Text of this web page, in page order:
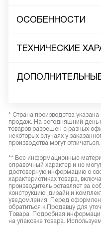
ОСОБЕННОСТИ
ТЕХНИЧЕСКИЕ
* Страна производства
продаж. На сегодняшний день
товаров разрешен с разных
некоторых случаях у
производства могут отличаться.
** Все информационные
справочный характер и не
достоверную информацию о
характеристиках товара,
производитель оставляет за
конструкцию, дизайн и
уведомления. Перед
обратиться к Продавцу для
Товара. Подробная
на упаковке товара.